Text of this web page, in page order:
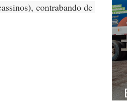
contrabando de